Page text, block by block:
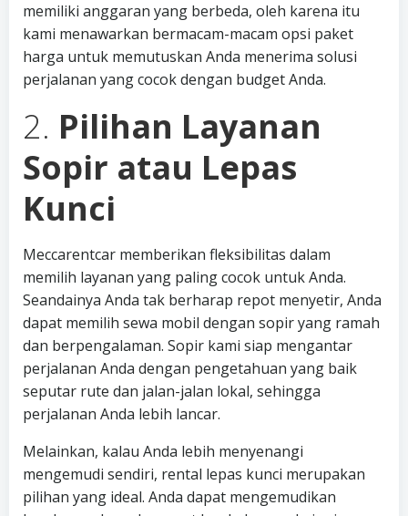
memiliki anggaran yang berbeda, oleh karena itu
kami menawarkan bermacam-macam opsi paket
harga untuk memutuskan Anda menerima solusi
perjalanan yang cocok dengan budget Anda.
2. Pilihan Layanan
Sopir atau Lepas
Kunci
Meccarentcar memberikan fleksibilitas dalam
memilih layanan yang paling cocok untuk Anda.
Seandainya Anda tak berharap repot menyetir, Anda
dapat memilih sewa mobil dengan sopir yang ramah
dan berpengalaman. Sopir kami siap mengantar
perjalanan Anda dengan pengetahuan yang baik
seputar rute dan jalan-jalan lokal, sehingga
perjalanan Anda lebih lancar.
Melainkan, kalau Anda lebih menyenangi
mengemudi sendiri, rental lepas kunci merupakan
pilihan yang ideal. Anda dapat mengemudikan